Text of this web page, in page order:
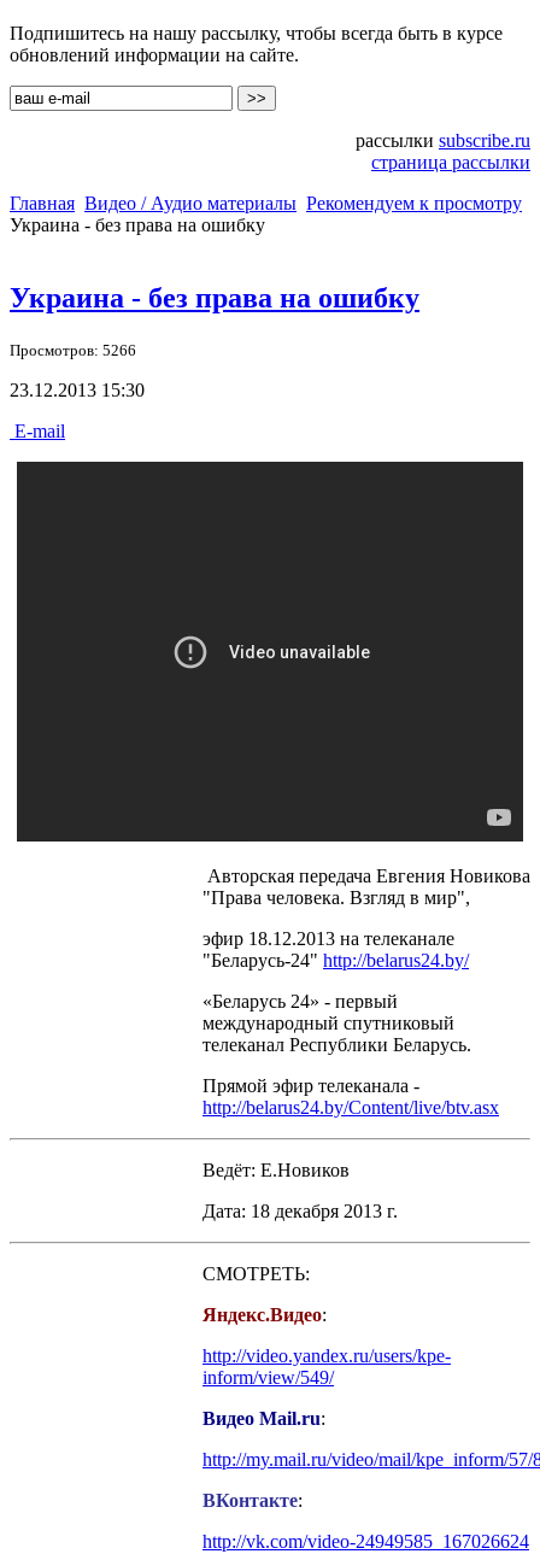
Подпишитесь на нашу рассылку, чтобы всегда быть в курсе
обновлений информации на сайте.
рассылки subscribe.ru
страница рассылки
Главная Видео / Аудио материалы Рекомендуем к просмотру
Украина - без права на ошибку
Украина - без права на ошибку
Просмотров: 5266
23.12.2013 15:30
E-mail
Авторская передача Евгения Новикова
"Права человека. Взгляд в мир",
эфир 18.12.2013 на телеканале
"Беларусь-24" http://belarus24.by/
«Беларусь 24» - первый
международный спутниковый
телеканал Республики Беларусь.
Прямой эфир телеканала -
http://belarus24.by/Content/live/btv.asx
Ведёт: Е.Новиков
Дата: 18 декабря 2013 г.
СМОТРЕТЬ:
Яндекс.Видео:
http://video.yandex.ru/users/kpe-
inform/view/549/
Видео Mail.ru:
http://my.mail.ru/video/mail/kpe_inform/57/
ВКонтакте:
http://vk.com/video-24949585_167026624